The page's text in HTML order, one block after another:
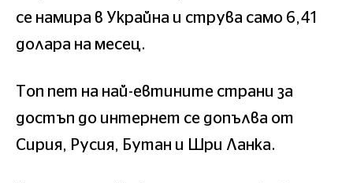
се намира в Украйна и струва само 6,41
долара на месец.
Топ пет на най-евтините страни за
достъп до интернет се допълва от
Сирия, Русия, Бутан и Шри Ланка.